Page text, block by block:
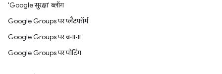
'Google सुरक्षा' ब्लॉग
Google Groups पर प्लैटफ़ॉर्म
Google Groups पर बनाना
Google Groups पर पोर्टिंग